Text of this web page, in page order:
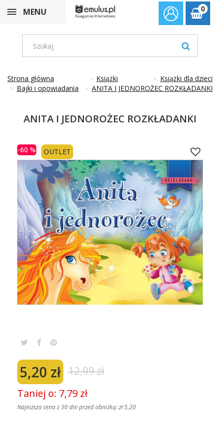
0
MENU
Strona główna Książki
Książki dla dzieci
Bajki i opowiadania
ANITA I JEDNOROŻEC ROZKŁADANKI
ANITA I JEDNOROŻEC ROZKŁADANKI
-60 % OUTLET
5,20 zł 12,99 zł
Taniej o: 7,79 zł
Najniższa cena z 30 dni przed obniżką:zł 5,20